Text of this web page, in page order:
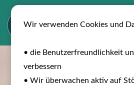
Wir verwenden Cookies und
• die Benutzerfreundlichkeit
verbessern
• Wir überwachen aktiv auf